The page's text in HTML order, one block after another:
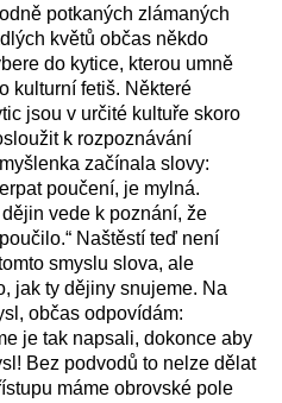
potkaných zlámaných
květů občas někdo
do kytice, kterou umně
kulturní fetiš. Některé
jsou v určité kultuře skoro
k rozpoznávání
začínala slovy:
poučení, je mylná.
vede k poznání, že
Naštěstí teď není
smyslu slova, ale
jak ty dějiny snujeme. Na
občas odpovídám:
je tak napsali, dokonce aby
Bez podvodů to nelze dělat
máme obrovské pole